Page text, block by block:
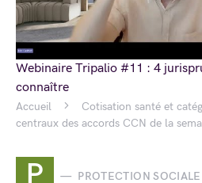
Accueil
Cotisation santé et
centraux des accords CCN de la
PROTECTION SOCIALE
Webinaire Tripalio #11 : 4
connaître